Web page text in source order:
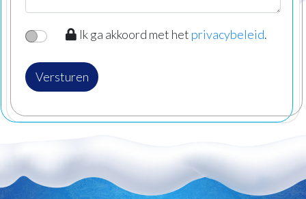
Ik ga akkoord met het privacybeleid.